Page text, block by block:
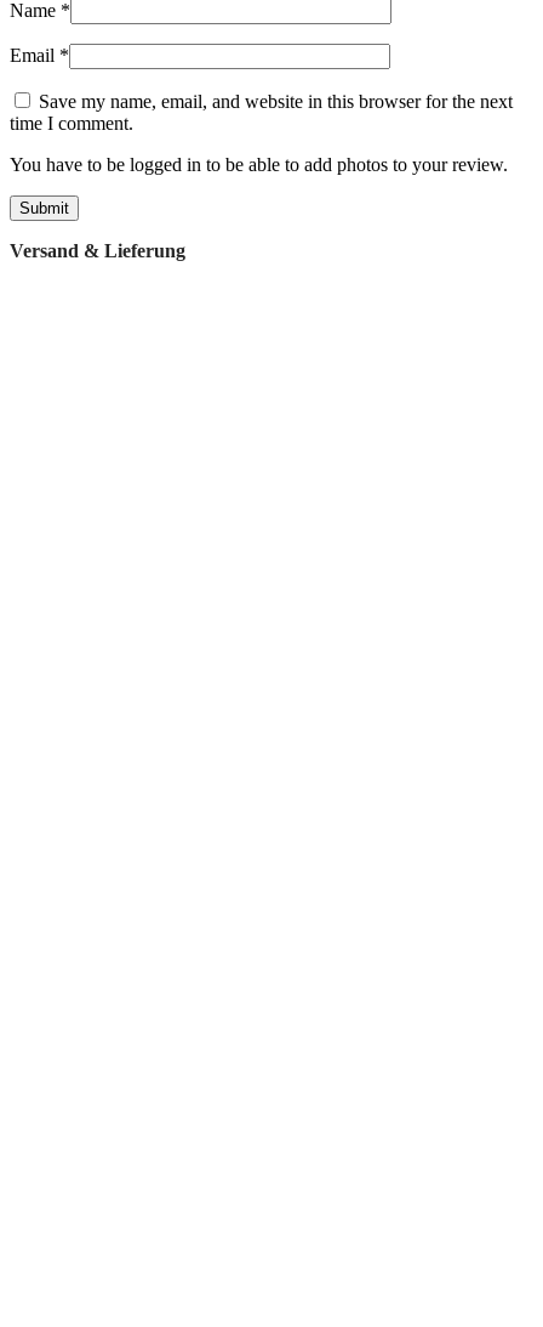
Name *
Email *
Save my name, email, and website in this browser for the next
time I comment.
You have to be logged in to be able to add photos to your review.
Versand & Lieferung